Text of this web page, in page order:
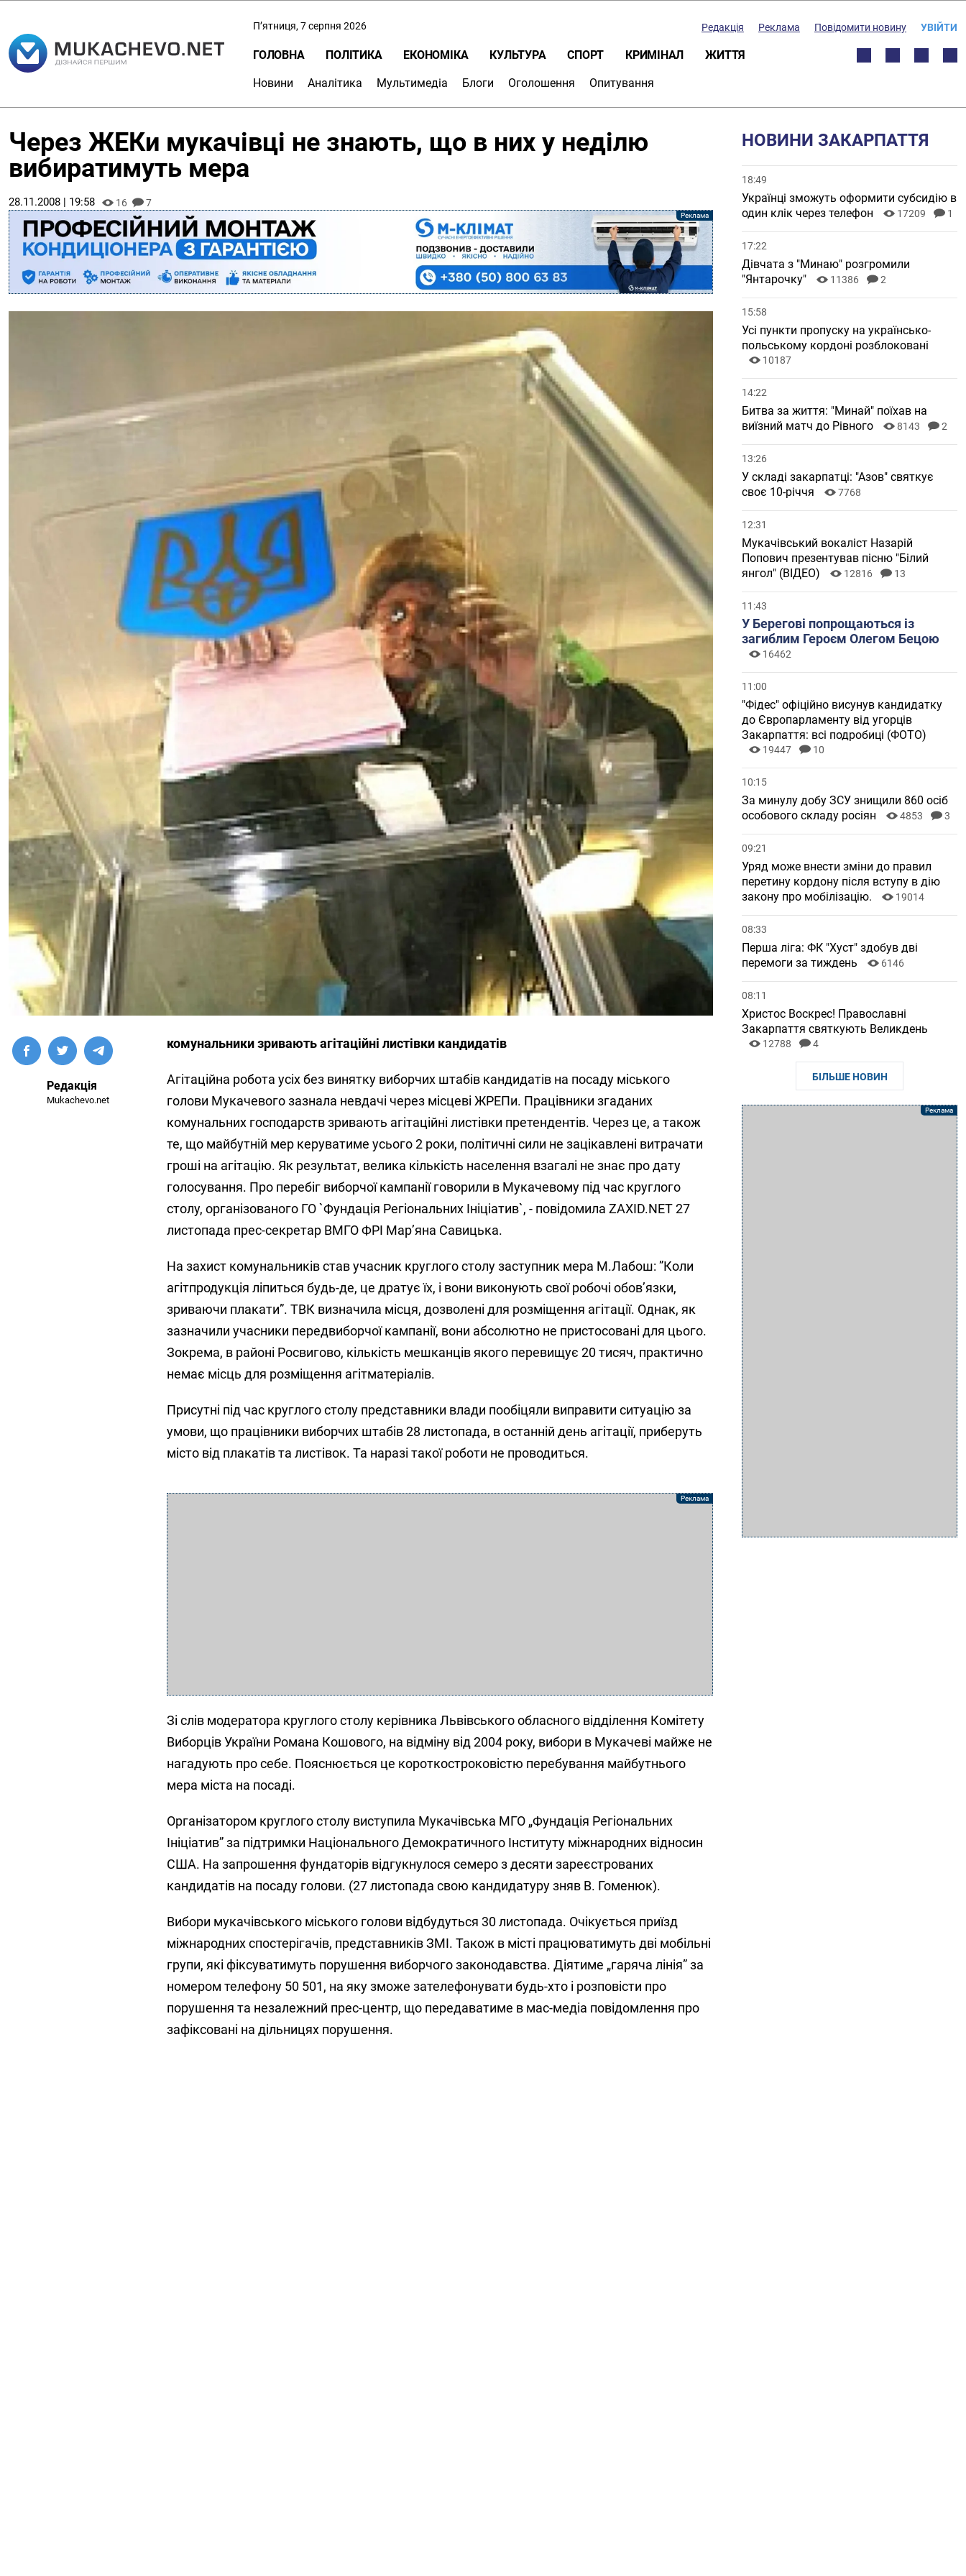
П’ятниця, 7 серпня 2026 Редакція Реклама Повідомити новину УВІЙТИ
ГОЛОВНА ПОЛІТИКА ЕКОНОМІКА КУЛЬТУРА СПОРТ КРИМІНАЛ ЖИТТЯ
Новини Аналітика Мультимедіа Блоги Оголошення Опитування
Через ЖЕКи мукачівці не знають, що в них у неділю
вибиратимуть мера
28.11.2008 | 19:58 16 7
Редакція
Mukachevo.net
комунальники зривають агітаційні листівки кандидатів
Агітаційна робота усіх без винятку виборчих штабів кандидатів на посаду міського
голови Мукачевого зазнала невдачі через місцеві ЖРЕПи. Працівники згаданих
комунальних господарств зривають агітаційні листівки претендентів. Через це, а також
те, що майбутній мер керуватиме усього 2 роки, політичні сили не зацікавлені витрачати
гроші на агітацію. Як результат, велика кількість населення взагалі не знає про дату
голосування. Про перебіг виборчої кампанії говорили в Мукачевому під час круглого
столу, організованого ГО `Фундація Регіональних Ініціатив`, - повідомила ZAXID.NET 27
листопада прес-секретар ВМГО ФРІ Мар’яна Савицька.
На захист комунальників став учасник круглого столу заступник мера М.Лабош: ”Коли
агітпродукція ліпиться будь-де, це дратує їх, і вони виконують свої робочі обов’язки,
зриваючи плакати”. ТВК визначила місця, дозволені для розміщення агітації. Однак, як
зазначили учасники передвиборчої кампанії, вони абсолютно не пристосовані для цього.
Зокрема, в районі Росвигово, кількість мешканців якого перевищує 20 тисяч, практично
немає місць для розміщення агітматеріалів.
Присутні під час круглого столу представники влади пообіцяли виправити ситуацію за
умови, що працівники виборчих штабів 28 листопада, в останній день агітації, приберуть
місто від плакатів та листівок. Та наразі такої роботи не проводиться.
Зі слів модератора круглого столу керівника Львівського обласного відділення Комітету
Виборців України Романа Кошового, на відміну від 2004 року, вибори в Мукачеві майже не
нагадують про себе. Пояснюється це короткостроковістю перебування майбутнього
мера міста на посаді.
Організатором круглого столу виступила Мукачівська МГО „Фундація Регіональних
Ініціатив” за підтримки Національного Демократичного Інституту міжнародних відносин
США. На запрошення фундаторів відгукнулося семеро з десяти зареєстрованих
кандидатів на посаду голови. (27 листопада свою кандидатуру зняв В. Гоменюк).
Вибори мукачівського міського голови відбудуться 30 листопада. Очікується приїзд
міжнародних спостерігачів, представників ЗМІ. Також в місті працюватимуть дві мобільні
групи, які фіксуватимуть порушення виборчого законодавства. Діятиме „гаряча лінія” за
номером телефону 50 501, на яку зможе зателефонувати будь-хто і розповісти про
порушення та незалежний прес-центр, що передаватиме в мас-медіа повідомлення про
зафіксовані на дільницях порушення.
НОВИНИ ЗАКАРПАТТЯ
18:49
Українці зможуть оформити субсидію в
один клік через телефон
17209 1
17:22
Дівчата з "Минаю" розгромили
"Янтарочку"
11386 2
15:58
Усі пункти пропуску на українсько-
польському кордоні розблоковані
10187
14:22
Битва за життя: "Минай" поїхав на
виїзний матч до Рівного
8143 2
13:26
У складі закарпатці: "Азов" святкує
своє 10-річчя
7768
12:31
Мукачівський вокаліст Назарій
Попович презентував пісню "Білий
янгол" (ВІДЕО)
12816 13
11:43
У Берегові попрощаються із
загиблим Героєм Олегом Бецою
16462
11:00
"Фідес" офіційно висунув кандидатку
до Європарламенту від угорців
Закарпаття: всі подробиці (ФОТО)
19447 10
10:15
За минулу добу ЗСУ знищили 860 осіб
особового складу росіян
4853 3
09:21
Уряд може внести зміни до правил
перетину кордону після вступу в дію
закону про мобілізацію.
19014
08:33
Перша ліга: ФК "Хуст" здобув дві
перемоги за тиждень
6146
08:11
Христос Воскрес! Православні
Закарпаття святкують Великдень
12788 4
БІЛЬШЕ НОВИН